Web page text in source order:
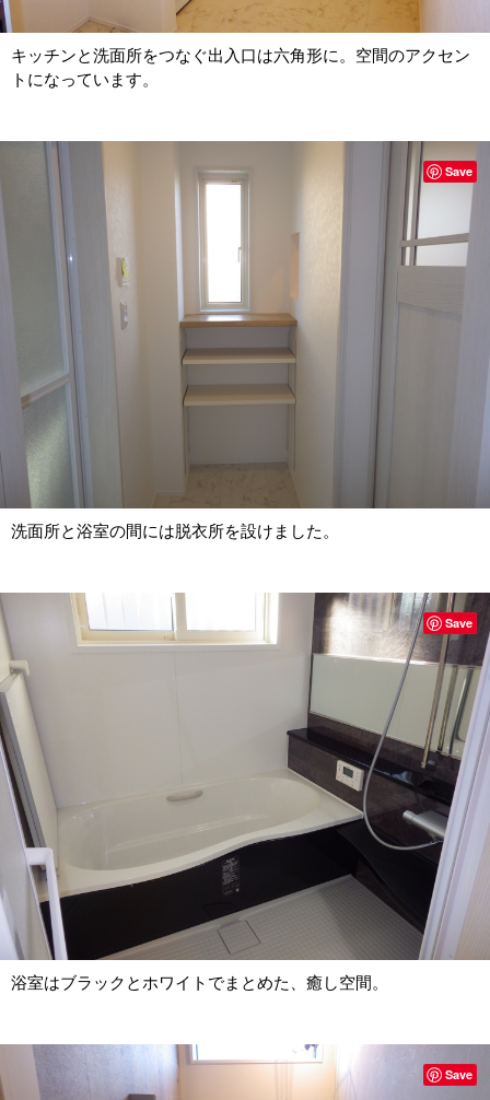
キッチンと洗面所をつなぐ出入口は六角形に。空間のアクセン
トになっています。
洗面所と浴室の間には脱衣所を設けました。
Save
浴室はブラックとホワイトでまとめた、癒し空間。
Save
Save